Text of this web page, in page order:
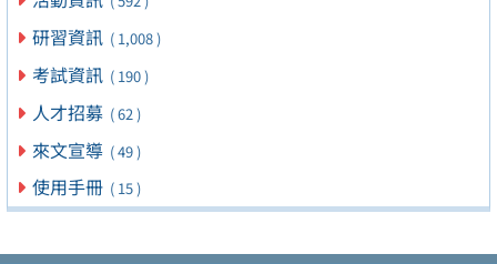
研習資訊 ( 1,008 )
考試資訊 ( 190 )
人才招募 ( 62 )
來文宣導 ( 49 )
使用手冊 ( 15 )